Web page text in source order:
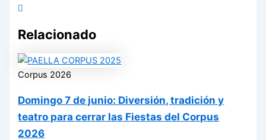
Relacionado
Corpus 2026
Domingo 7 de junio: Diversión, tradición y
teatro para cerrar las Fiestas del Corpus
2026